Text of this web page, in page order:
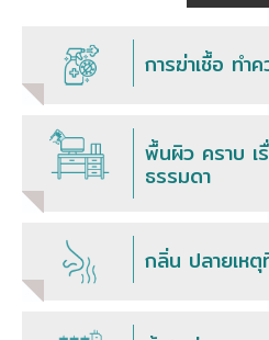
การฆ่าเชื้อ ทำ
พื้นผิว คราบ เ
ธรรมดา
กลิ่น ปลายเหตุ